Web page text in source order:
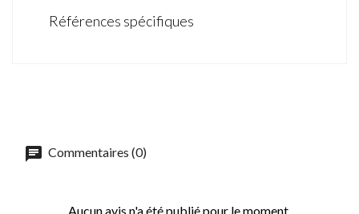
Références spécifiques
Commentaires (0)
Aucun avis n'a été publié pour le moment.